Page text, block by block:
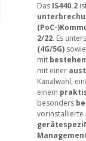
Das IS440.2
(PoC-
2/22. Es
(4G/5G) sowie
mit
mit einer
Kanalwahl,
einem
besonders
vorinstallierte